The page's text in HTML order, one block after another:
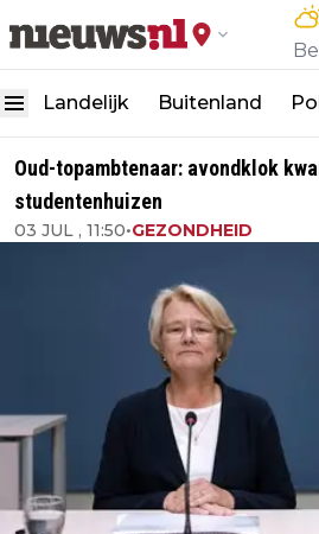
Landelijk Buitenland
Oud-topambtenaar: avondklok
studentenhuizen
03 JUL , 11:50•GEZONDHEID